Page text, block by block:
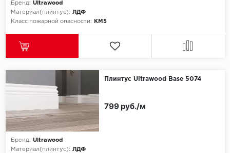
SPC Alta Step
SPC DEW
Бренд: Ultrawood
Материал(плинтус): ЛДФ
Класс пожарной опасности:
КМ5
Плинтус Ultrawood Base 5074
Бренд: Ultrawood
Материал(плинтус): ЛДФ
799 руб./м